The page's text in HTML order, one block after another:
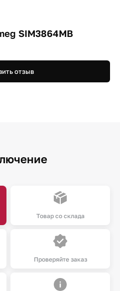
SIM3864MB
отзыв
Товар со склада
Проверяйте заказ